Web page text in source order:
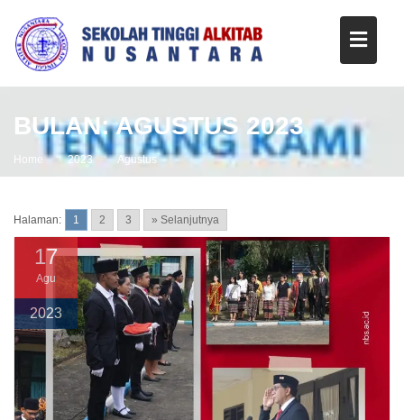
BULAN:AGUSTUS 2023
Home 2023 Agustus
Halaman: 1 2 3 » Selanjutnya
17
Agu
2023